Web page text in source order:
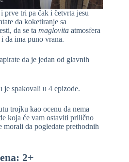
prve tri pa čak i četvrta jesu
da koketiranje sa
da se ta maglovita atmosfera
da ima puno vrana.
da je jedan od glavnih
je spakovali u 4 epizode.
trojku kao ocenu da nema
koja će vam ostaviti prilično
da pogledate prethodnih
2+